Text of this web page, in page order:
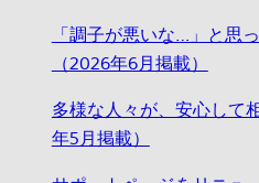
「調子が悪いな…」と思
（2026年6月掲載）
多様な人々が、安心して
年5月掲載）